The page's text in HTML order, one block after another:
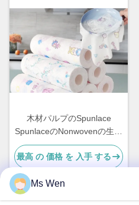
木材パルプのSpunlace
SpunlaceのNonwovenの生地
産業機械クリーニングのワイ
プ
最高 の 価格 を 入手 する
Ms Wen